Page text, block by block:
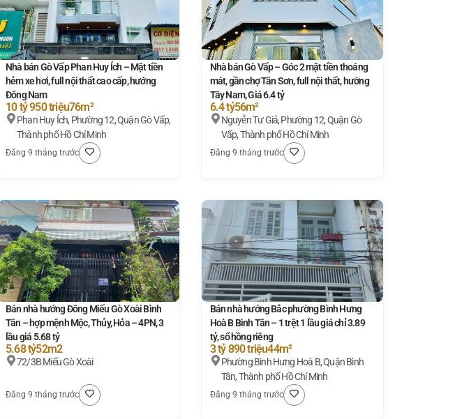
Nhà bán Gò Vấp Phan Huy Ích – Mặt tiền
hẻm xe hơi, full nội thất cao cấp, hướng
Đông Nam
10 tỷ 950 triệu76m²
Phan Huy Ích, Phường 12, Quận Gò Vấp,
Thành phố Hồ Chí Minh
Đăng 9 tháng trước
Nhà bán Gò Vấp – Góc 2 mặt tiền thoáng
mát, gần chợ Tân Sơn, full nội thất, hướng
Tây Nam, Giá 6.4 tỷ
6.4 tỷ56m²
Nguyễn Tư Giả, Phường 12, Quận Gò
Vấp, Thành phố Hồ Chí Minh
Đăng 9 tháng trước
Bán nhà hướng Đông Miếu Gò Xoài Bình
Tân – hợp mệnh Mộc, Thủy, Hỏa – 4PN, 3
lầu giá 5.68 tỷ
5.68 tỷ52m2
72/3B Miếu Gò Xoài
Đăng 9 tháng trước
Bán nhà hướng Bắc phường Bình Hưng
Hoà B Bình Tân – 1 trệt 1 lầu giá chỉ 3.89
tỷ, sổ hồng riêng
3 tỷ 890 triệu44m²
Phường Bình Hưng Hoà B, Quận Bình
Tân, Thành phố Hồ Chí Minh
Đăng 9 tháng trước